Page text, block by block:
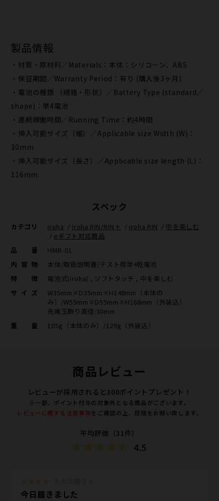
製品情報
・材質・原材料／Materials：本体：シリコーン、ABS
・保証期間／Warranty Period：有り (購入後3ヶ月)
・電池の種類 （規格・形状）／Battery Type (standard／
shape)：単4電池
・連続稼働時間／Running Time：約4時間
・挿入可能サイズ（幅）／Applicable size Width (W)：
30mm
・挿入可能サイズ（長さ）／Applicable size length (L)：
116mm
スペック
カテゴリ iroha / iroha RIN/RIN＋ / iroha RIN / 中を楽しむ
/ eギフト対応商品
品番
HMR-01
内容物
本体/取扱説明書/テスト用単4乾電池
特徴
電池式(iroha) , ソフトタッチ , 中を楽しむ
サイズ
W35mm×D35mm×H148mm（本体の
み）/W55mm×D55mm×H168mm（外装込）
先端玉飾り直径:30mm
重量
105g（本体のみ）/129g（外装込）
商品レビュー
レビューが採用されると300ポイントプレゼント！
※一部、ポイント付与の対象外となる商品がございます。
レビューに関する注意事項をご確認の上、投稿をお願い致します。
平均評価（31件）
4.5
今日届きました